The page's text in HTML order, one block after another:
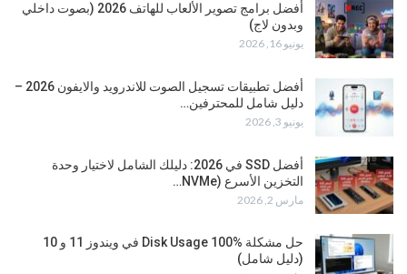
أفضل برامج تصوير الألعاب للهاتف 2026 (بصوت داخلي
وبدون لاج)
يونيو 16, 2026
أفضل تطبيقات تسجيل الصوت للاندرويد والايفون 2026 –
دليل شامل للمحترفين…
يونيو 3, 2026
أفضل SSD في 2026: دليلك الشامل لاختيار وحدة
التخزين الأسرع (NVMe…
مارس 2, 2026
حل مشكلة Disk Usage 100% في ويندوز 11 و 10
(دليل شامل)